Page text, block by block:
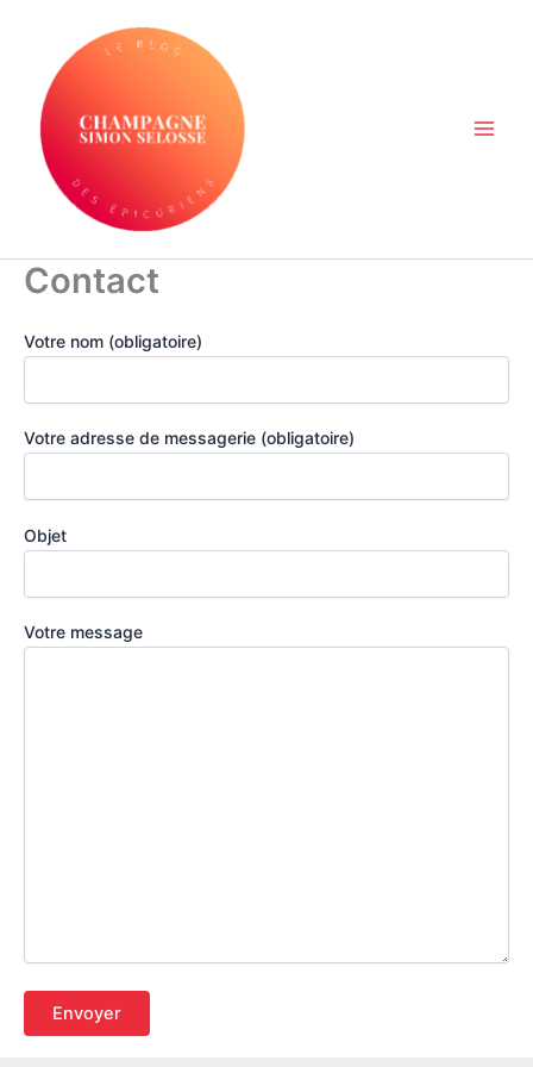
contenu
Contact
Votre nom (obligatoire)
Votre adresse de messagerie (obligatoire)
Objet
Votre message